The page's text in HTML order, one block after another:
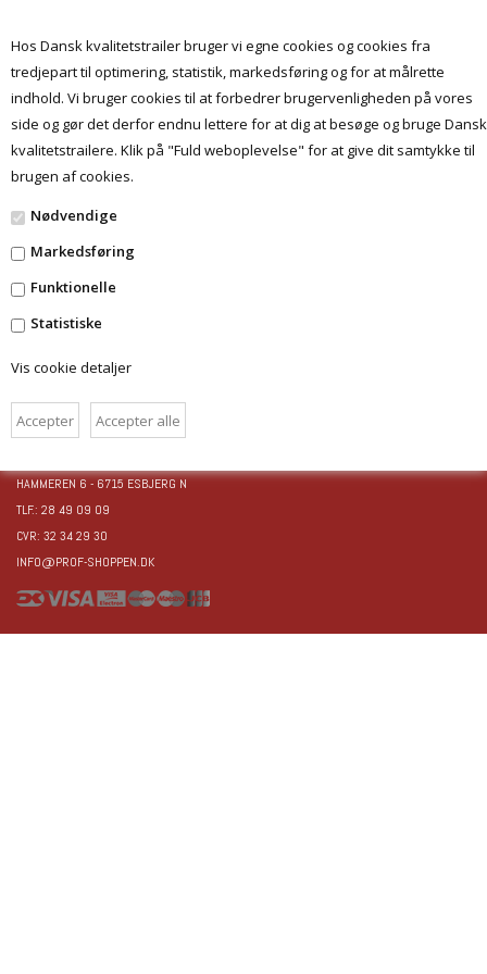
Hos Dansk kvalitetstrailer bruger vi egne cookies og cookies fra
tredjepart til optimering, statistik, markedsføring og for at målrette
indhold. Vi bruger cookies til at forbedrer brugervenligheden på vores
side og gør det derfor endnu lettere for at dig at besøge og bruge Dansk
kvalitetstrailere. Klik på "Fuld weboplevelse" for at give dit samtykke til
brugen af cookies.
Nødvendige
Markedsføring
Funktionelle
Statistiske
Vis cookie detaljer
Menu
Kurv
Din indkøbskurv er tom....
FORSIDE
BETINGELSER
HAMMEREN 6 - 6715 ESBJERG N
TLF.: 28 49 09 09
CVR: 32 34 29 30
INFO@PROF-SHOPPEN.DK